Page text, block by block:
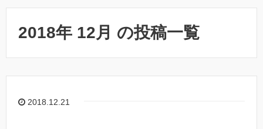
2018年 12月 の投稿一覧
2018.12.21